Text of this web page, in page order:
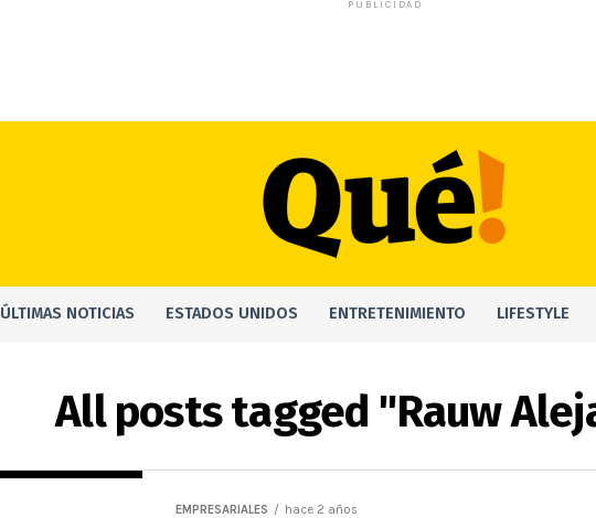
PUBLICIDAD
ÚLTIMAS NOTICIAS ESTADOS UNIDOS ENTRETENIMIENTO LIFESTYLE
All posts tagged "Rauw
EMPRESARIALES hace 2 años